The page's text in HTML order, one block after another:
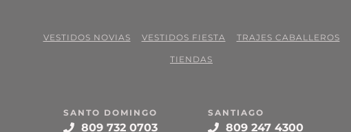
VESTIDOS NOVIAS VESTIDOS FIESTA TRAJES CABALLEROS
TIENDAS
SANTO DOMINGO
809 732 0703
SANTIAGO
809 247 4300